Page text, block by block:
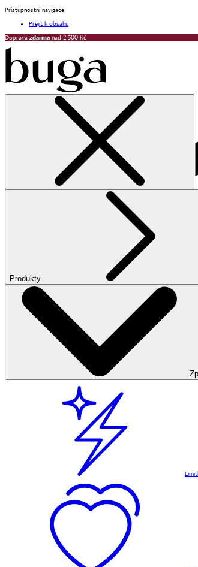
Přístupnostní navigace
Přejít k obsahu
Doprava zdarma nad 2 500 Kč
Produkty